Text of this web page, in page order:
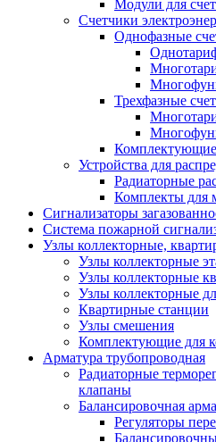
Модули для
Счетчики
Однофазные
Трехфазные
Комплектующие
Устройства для
Радиаторные
Комплекты для
Сигнализаторы
Система пожарной
Узлы коллекторные,
Узлы коллекторные
Узлы коллекторные
Узлы коллекторные
Квартирные станции
Узлы смешения
Комплектующие для
Арматура трубопроводная
Радиаторные
клапаны
Балансировочная
Регуляторы